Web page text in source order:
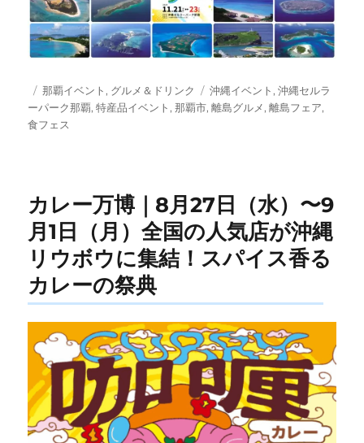
投
稿
日:
カ
テ
ゴ
那覇イベント , グルメ＆ドリンク
タ
グ
沖縄イベント ,沖縄セルラ
ーパーク那覇,特産品イベント ,那覇市,離島グルメ,離島フェア,
食フェス
カレー万博｜8月27日（水）〜9
月1日（月）全国の人気店が沖縄
リウボウに集結！スパイス香る
カレーの祭典